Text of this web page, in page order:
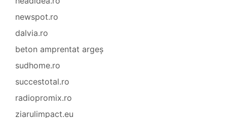
newspot.ro
dalvia.ro
beton amprentat argeș
sudhome.ro
succestotal.ro
radiopromix.ro
ziarulimpact.eu